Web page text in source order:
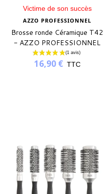
Victime de son succès
AZZO PROFESSIONNEL
Brosse ronde Céramique T42
- AZZO PROFESSIONNEL
16,90 € TTC